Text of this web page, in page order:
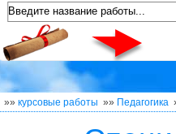
»» курсовые работы »» Педагогика